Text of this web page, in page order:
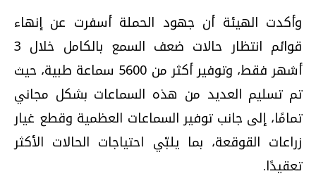
وأكدت الهيئة أن جهود الحملة أسفرت عن إنهاء
قوائم انتظار حالات ضعف السمع بالكامل خلال 3
أشهر فقط، وتوفير أكثر من 5600 سماعة طبية، حيث
تم تسليم العديد من هذه السماعات بشكل مجاني
تمامًا، إلى جانب توفير السماعات العظمية وقطع غيار
زراعات القوقعة، بما يلبّي احتياجات الحالات الأكثر
تعقيدًا.